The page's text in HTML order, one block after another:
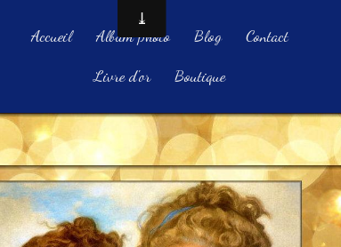
Accueil Album photo Blog Contact
Livre d'or Boutique